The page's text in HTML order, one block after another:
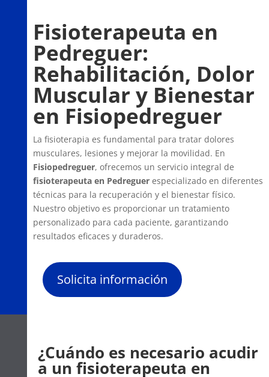
Fisioterapeuta en
Pedreguer:
Rehabilitación, Dolor
Muscular y Bienestar
en Fisiopedreguer
La fisioterapia es fundamental para tratar dolores
musculares, lesiones y mejorar la movilidad. En
Fisiopedreguer, ofrecemos un servicio integral de
fisioterapeuta en Pedreguerespecializado en diferentes
técnicas para la recuperación y el bienestar físico.
Nuestro objetivo es proporcionar un tratamiento
personalizado para cada paciente, garantizando
resultados eficaces y duraderos.
Solicita información
¿Cuándo es necesario acudir
a un fisioterapeuta en